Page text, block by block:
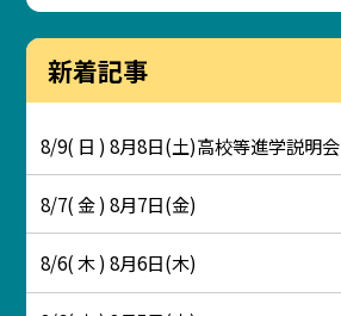
新着記事
8/9( 日 ) 8月8日(土)高校等進学説明会
8/7( 金 ) 8月7日(金)
8/6( 木 ) 8月6日(木)